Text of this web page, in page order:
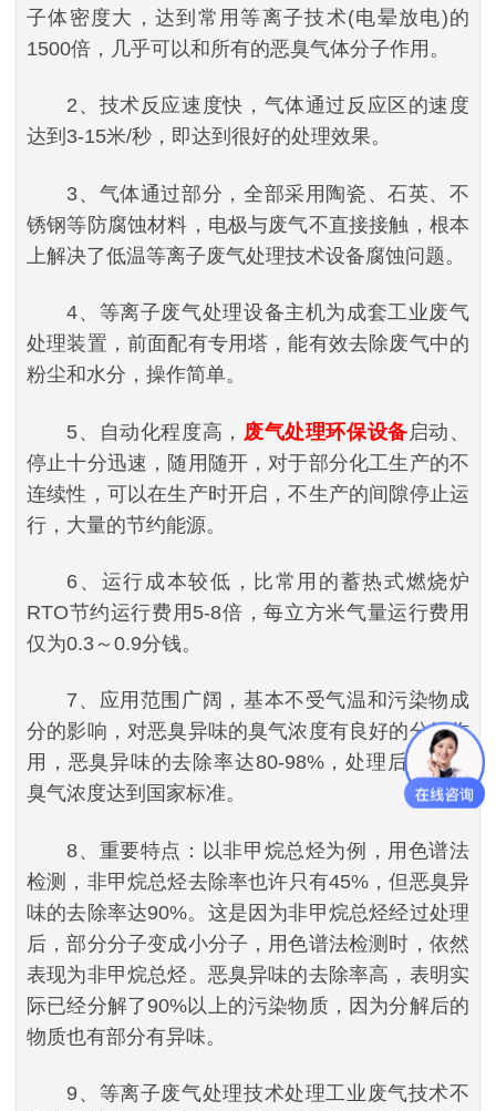
子体密度大，达到常用等离子技术(电晕放电)的
1500倍，几乎可以和所有的恶臭气体分子作用。
2、技术反应速度快，气体通过反应区的速度
达到3-15米/秒，即达到很好的处理效果。
3、气体通过部分，全部采用陶瓷、石英、不
锈钢等防腐蚀材料，电极与废气不直接接触，根本
上解决了低温等离子废气处理技术设备腐蚀问题。
4、等离子废气处理设备主机为成套工业废气
处理装置，前面配有专用塔，能有效去除废气中的
粉尘和水分，操作简单。
5、自动化程度高， 废气处理环保设备 启动、
停止十分迅速，随用随开，对于部分化工生产的不
连续性，可以在生产时开启，不生产的间隙停止运
行，大量的节约能源。
6、运行成本较低，比常用的蓄热式燃烧炉
RTO节约运行费用5-8倍，每立方米气量运行费用
仅为0.3～0.9分钱。
7、应用范围广阔，基本不受气温和污染物成
分的影响，对恶臭异味的臭气浓度有良好的分解作
用，恶臭异味的去除率达80-98%，处理后的气体
臭气浓度达到国家标准。
8、重要特点：以非甲烷总烃为例，用色谱法
检测，非甲烷总烃去除率也许只有45%，但恶臭异
味的去除率达90%。这是因为非甲烷总烃经过处理
后，部分分子变成小分子，用色谱法检测时，依然
表现为非甲烷总烃。恶臭异味的去除率高，表明实
际已经分解了90%以上的污染物质，因为分解后的
物质也有部分有异味。
9、等离子废气处理技术处理工业废气技术不